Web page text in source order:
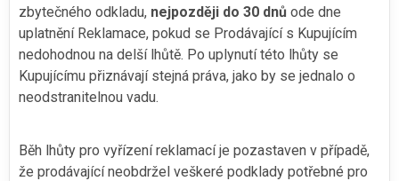
zbytečného odkladu, nejpozději do 30 dnů ode dne
uplatnění Reklamace, pokud se Prodávající s Kupujícím
nedohodnou na delší lhůtě. Po uplynutí této lhůty se
Kupujícímu přiznávají stejná práva, jako by se jednalo o
neodstranitelnou vadu.
Běh lhůty pro vyřízení reklamací je pozastaven v případě,
že prodávající neobdržel veškeré podklady potřebné pro